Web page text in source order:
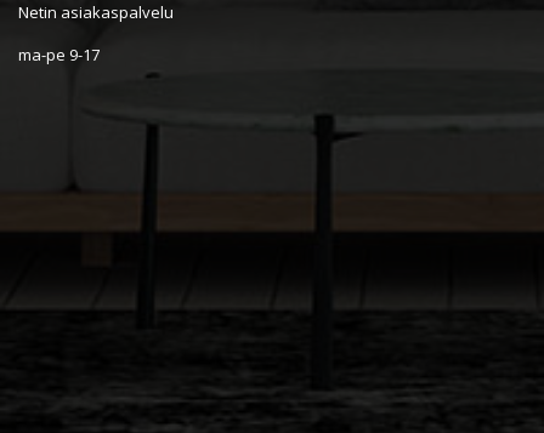
Netin asiakaspalvelu
ma-pe 9-17